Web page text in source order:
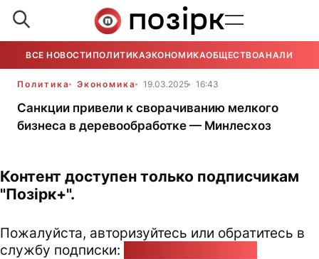
ВСЕ НОВОСТИ ПОЛИТИКАЭКОНОМИКАОБЩЕСТВОАНАЛИТИКА
Политика Экономика 19.03.2025 16:43
Санкции привели к сворачиванию мелкого
бизнеса в деревообработке — Минлесхоз
Контент доступен только подписчикам
"Позірк+".
Пожалуйста, авторизуйтесь или обратитесь в
службу подписки: